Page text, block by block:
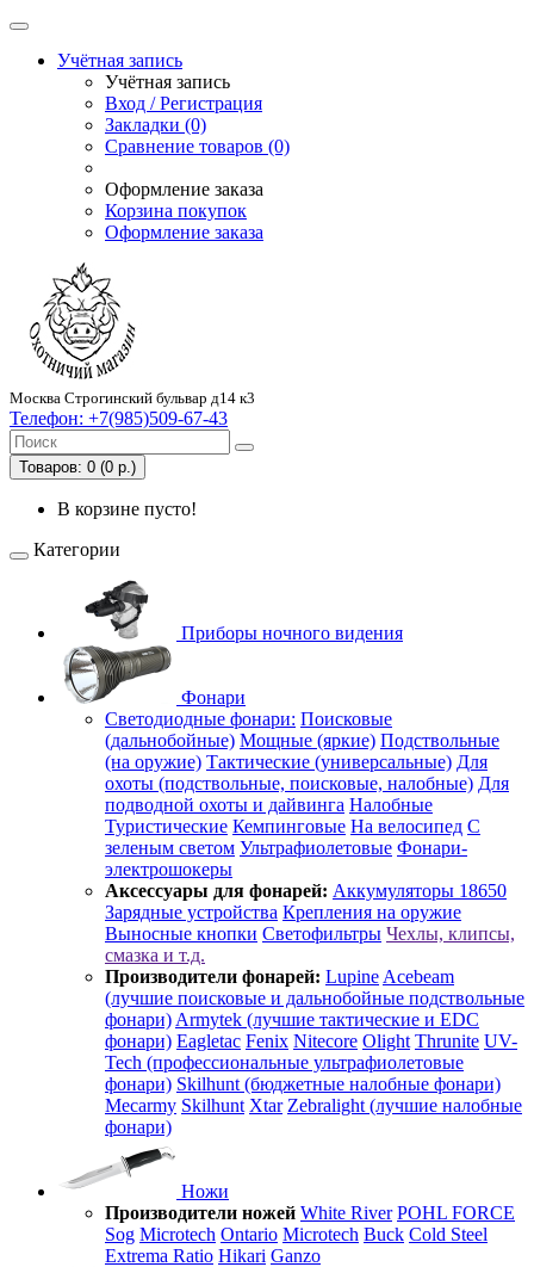
Учётная запись
Учётная запись
Вход / Регистрация
Закладки (0)
Сравнение товаров (0)
Оформление заказа
Корзина покупок
Оформление заказа
Москва Строгинский бульвар д14 к3
Телефон: +7(985)509-67-43
Товаров: 0 (0 р.)
В корзине пусто!
Категории
Приборы ночного видения
Фонари
Светодиодные фонари: Поисковые
(дальнобойные) Мощные (яркие) Подствольные
(на оружие) Тактические (универсальные) Для
охоты (подствольные, поисковые, налобные) Для
подводной охоты и дайвинга Налобные
Туристические Кемпинговые На велосипед С
зеленым светом Ультрафиолетовые Фонари-
электрошокеры
Аксессуары для фонарей: Аккумуляторы 18650
Зарядные устройства Крепления на оружие
Выносные кнопки Светофильтры Чехлы, клипсы,
смазка и т.д.
Производители фонарей: Lupine Acebeam
(лучшие поисковые и дальнобойные подствольные
фонари) Armytek (лучшие тактические и EDC
фонари) Eagletac Fenix Nitecore Olight Thrunite UV-
Tech (профессиональные ультрафиолетовые
фонари) Skilhunt (бюджетные налобные фонари)
Mecarmy Skilhunt Xtar Zebralight (лучшие налобные
фонари)
Ножи
Производители ножей White River POHL FORCE
Sog Microtech Ontario Microtech Buck Cold Steel
Extrema Ratio Hikari Ganzo